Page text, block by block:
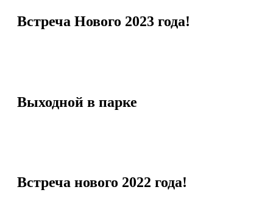
Встреча Нового 2023 года!
Выходной в парке
Встреча нового 2022 года!